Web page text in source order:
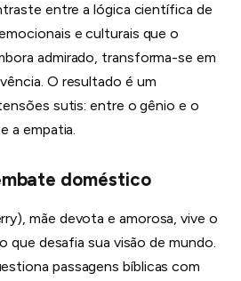
entre a lógica científica de
e culturais que o
admirado, transforma-se em
O resultado é um
sutis: entre o gênio e o
a empatia.
doméstico
mãe devota e amorosa, vive o
que desafia sua visão de mundo.
passagens bíblicas com